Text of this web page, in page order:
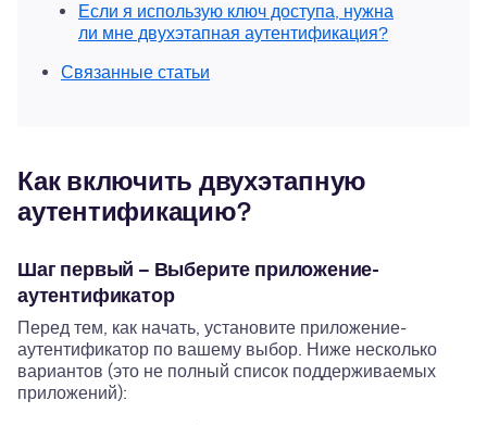
Если я использую ключ доступа, нужна
ли мне двухэтапная аутентификация?
Связанные статьи
Как включить двухэтапную
аутентификацию?
Шаг первый – Выберите приложение-
аутентификатор
Перед тем, как начать, установите приложение-
аутентификатор по вашему выбор. Ниже несколько
вариантов (это не полный список поддерживаемых
приложений):